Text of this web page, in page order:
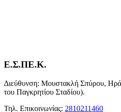
Ε.Σ.ΠΕ.Κ.
Διεύθυνση: Μουστακλή Σπύρου,
του Παγκρητίου Σταδίου).
Τηλ. Επικοινωνίας: 2810211460